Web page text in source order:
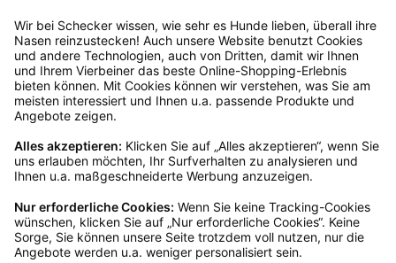
Bitte fülle das Rücksendeformular aus. Dieses
findest du online. Verpacke die Artikel
anschließend sicher und klebe das
Rücksendeetikett auf das Paket. Dieses kannst du
dir in deinem Kundenkonto anfordern. Hast du als
verkauf@schecker.de oder rufe zu unseren
Servicezeiten an, dann lassen wir dir ein